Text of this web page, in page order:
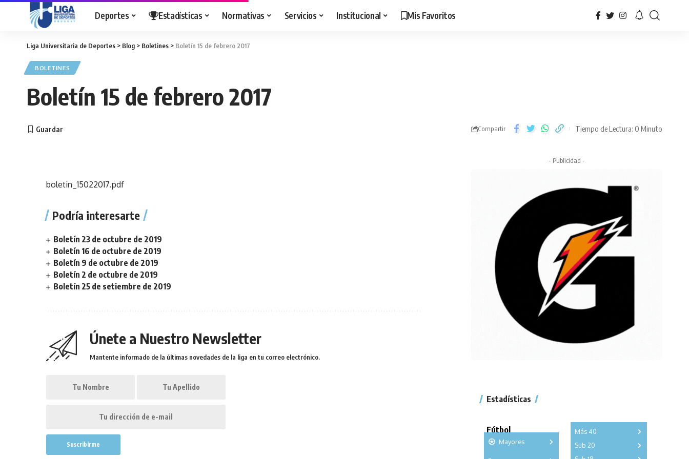
Deportes Estadísticas Normativas Servicios Institucional Mis Favoritos
Liga Universitaria de Deportes > Blog > Boletines > Boletín 15 de febrero 2017
BOLETINES
Boletín 15 de febrero 2017
Compartir Tiempo de Lectura: 0 Minuto
boletin_15022017.pdf
Podría interesarte
Boletín 23 de octubre de 2019
Boletín 16 de octubre de 2019
Boletín 9 de octubre de 2019
Boletín 2 de octubre de 2019
Boletín 25 de setiembre de 2019
Únete a Nuestro Newsletter
Mantente informado de la últimas novedades de la liga en tu correo electrónico.
- Publicidad -
Estadísticas
Fútbol
Mayores
Más 40
Sub 20